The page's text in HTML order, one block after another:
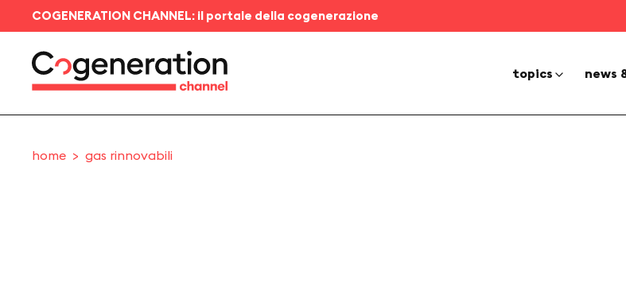
COGENERATION CHANNEL: il portale della cogenerazione
topics news
home gas rinnovabili